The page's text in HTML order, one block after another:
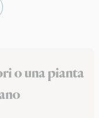
o una pianta